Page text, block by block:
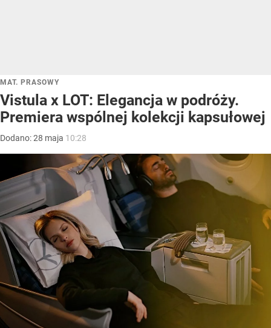
MAT. PRASOWY
Vistula x LOT: Elegancja w podróży.
Premiera wspólnej kolekcji kapsułowej
Dodano:28 maja 10:28